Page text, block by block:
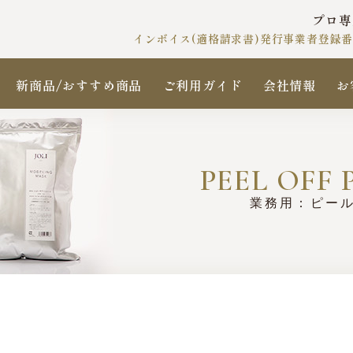
プロ
インボイス(適格請求書)発行事業者登
新商品/おすすめ商品 ご利用ガイド 会社情報
PEEL OFF
業務用：ピー